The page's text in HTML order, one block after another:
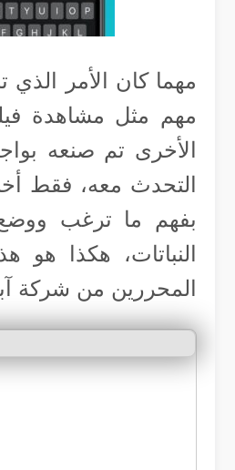
مهما كان الأمر
مهم مثل مشاهدة
الأخرى تم صنعه
التحدث معه، فقط
بفهم ما ترغب
النباتات، هكذا هو
المحررين من شركة